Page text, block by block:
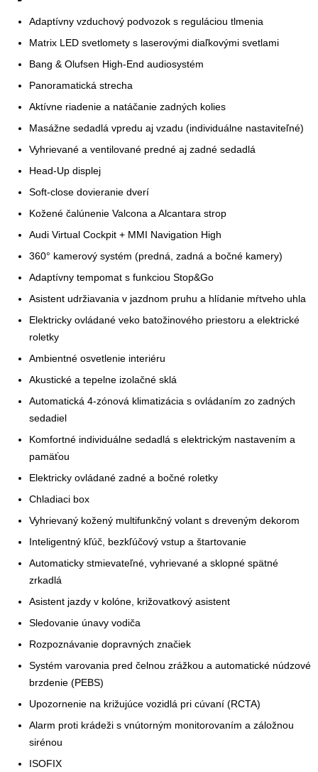
Adaptívny vzduchový podvozok s reguláciou tlmenia
Matrix LED svetlomety s laserovými diaľkovými svetlami
Bang & Olufsen High-End audiosystém
Panoramatická strecha
Aktívne riadenie a natáčanie zadných kolies
Masážne sedadlá vpredu aj vzadu (individuálne nastaviteľné)
Vyhrievané a ventilované predné aj zadné sedadlá
Head-Up displej
Soft-close dovieranie dverí
Kožené čalúnenie Valcona a Alcantara strop
Audi Virtual Cockpit + MMI Navigation High
360° kamerový systém (predná, zadná a bočné kamery)
Adaptívny tempomat s funkciou Stop&Go
Asistent udržiavania v jazdnom pruhu a hlídanie mŕtveho uhla
Elektricky ovládané veko batožinového priestoru a elektrické
roletky
Ambientné osvetlenie interiéru
Akustické a tepelne izolačné sklá
Automatická 4-zónová klimatizácia s ovládaním zo zadných
sedadiel
Komfortné individuálne sedadlá s elektrickým nastavením a
pamäťou
Elektricky ovládané zadné a bočné roletky
Chladiaci box
Vyhrievaný kožený multifunkčný volant s dreveným dekorom
Inteligentný kľúč, bezkľúčový vstup a štartovanie
Automaticky stmievateľné, vyhrievané a sklopné spätné
zrkadlá
Asistent jazdy v kolóne, križovatkový asistent
Sledovanie únavy vodiča
Rozpoznávanie dopravných značiek
Systém varovania pred čelnou zrážkou a automatické núdzové
brzdenie (PEBS)
Upozornenie na križujúce vozidlá pri cúvaní (RCTA)
Alarm proti krádeži s vnútorným monitorovaním a záložnou
sirénou
ISOFIX